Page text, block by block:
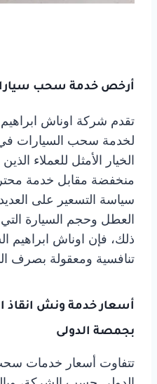
أرخص خدمة سحب
تقدم شركة اوناش ابراهيم
لخدمة سحب السيارات
الخيار الأمثل للعملاء
منخفضة مقابل خدمة
سياسة التسعير على
العطل وحجم السيارة
ذلك، فإن اوناش ابراهيم
تنافسية ومعقولة بصرف
أسعار خدمة ونش انقاذ
بجمصة الدولى
تتفاوت أسعار خدمات